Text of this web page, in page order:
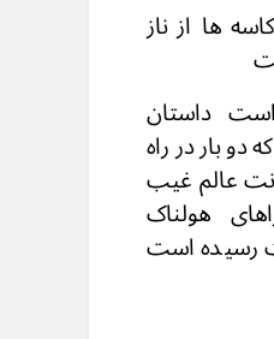
ها از ناز
داستان
بار در راه
عالم غیب
هولناک
رسیده است